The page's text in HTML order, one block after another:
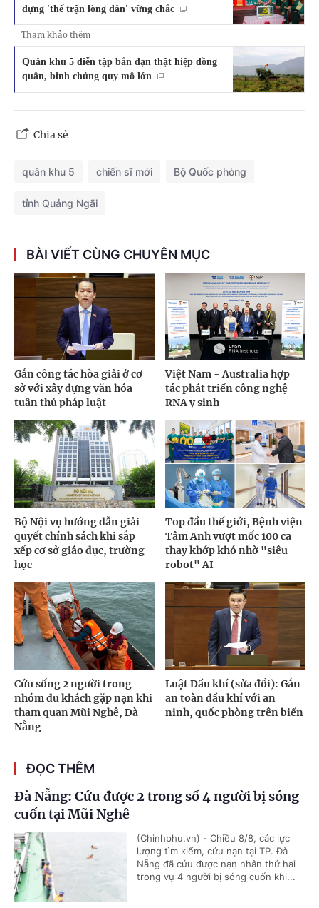
dựng 'thế trận lòng dân' vững chắc
Tham khảo thêm
Quân khu 5 diễn tập bắn đạn thật hiệp đồng
quân, binh chủng quy mô lớn
Chia sẻ
quân khu 5 chiến sĩ mới Bộ Quốc phòng
tỉnh Quảng Ngãi
BÀI VIẾT CÙNG CHUYÊN MỤC
Gắn công tác hòa giải ở cơ
sở với xây dựng văn hóa
tuân thủ pháp luật
Việt Nam - Australia hợp
tác phát triển công nghệ
RNA y sinh
Bộ Nội vụ hướng dẫn giải
quyết chính sách khi sắp
xếp cơ sở giáo dục, trường
học
Top đầu thế giới, Bệnh viện
Tâm Anh vượt mốc 100 ca
thay khớp khó nhờ "siêu
robot" AI
Cứu sống 2 người trong
nhóm du khách gặp nạn khi
tham quan Mũi Nghê, Đà
Nẵng
Luật Dầu khí (sửa đổi): Gắn
an toàn dầu khí với an
ninh, quốc phòng trên biển
ĐỌC THÊM
Đà Nẵng: Cứu được 2 trong số 4 người bị sóng
cuốn tại Mũi Nghê
(Chinhphu.vn) - Chiều 8/8, các lực
lượng tìm kiếm, cứu nạn tại TP. Đà
Nẵng đã cứu được nạn nhân thứ hai
trong vụ 4 người bị sóng cuốn khi...